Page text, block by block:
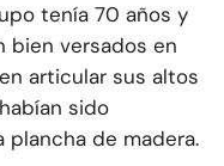
tenía 70 años y
bien versados en
articular sus altos
sido
de madera.